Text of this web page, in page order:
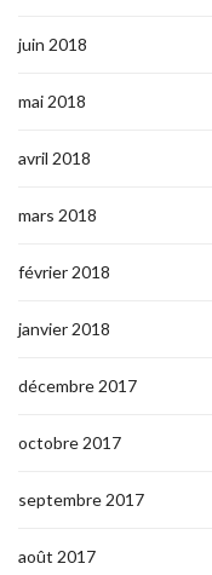
juin 2018
mai 2018
avril 2018
mars 2018
février 2018
janvier 2018
décembre 2017
octobre 2017
septembre 2017
août 2017